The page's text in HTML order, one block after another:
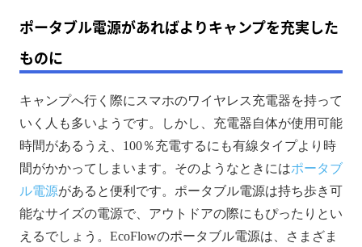
ポータブル電源があればよりキャンプを充実した
ものに
キャンプへ行く際にスマホのワイヤレス充電器を持って
いく人も多いようです。しかし、充電器自体が使用可能
時間があるうえ、100％充電するにも有線タイプより時
間がかかってしまいます。そのようなときにはポータブ
ル電源があると便利です。ポータブル電源は持ち歩き可
能なサイズの電源で、アウトドアの際にもぴったりとい
えるでしょう。EcoFlowのポータブル電源は、さまざま